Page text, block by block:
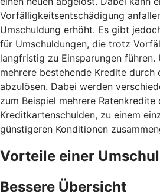
Vorfälligkeitsentschädigung
Umschuldung erhöht. Es gibt
für Umschuldungen, die trotz
langfristig zu Einsparungen führen.
mehrere bestehende Kredite durch
abzulösen. Dabei werden
zum Beispiel mehrere Ratenkredite
Kreditkartenschulden, zu einem
günstigeren Konditionen
Vorteile einer
Bessere Übersicht